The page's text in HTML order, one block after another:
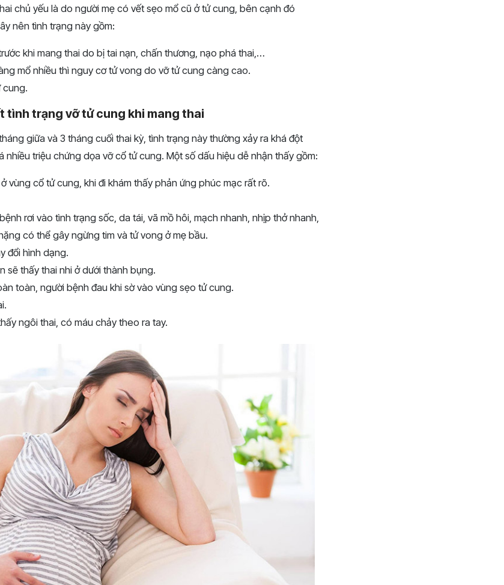
chủ yếu là do người mẹ có vết sẹo mổ cũ ở tử cung, bên cạnh đó
nên tình trạng này gồm:
khi mang thai do bị tai nạn, chấn thương, nạo phá thai,…
mổ nhiều thì nguy cơ tử vong do vỡ tử cung càng cao.
cung.
tình trạng vỡ tử cung khi mang thai
giữa và 3 tháng cuối thai kỳ, tình trạng này thường xảy ra khá đột
nhiều triệu chứng dọa vỡ cổ tử cung. Một số dấu hiệu dễ nhận thấy gồm:
vùng cổ tử cung, khi đi khám thấy phản ứng phúc mạc rất rõ.
rơi vào tình trạng sốc, da tái, vã mồ hôi, mạch nhanh, nhịp thở nhanh,
có thể gây ngừng tim và tử vong ở mẹ bầu.
đổi hình dạng.
sẽ thấy thai nhi ở dưới thành bụng.
toàn, người bệnh đau khi sờ vào vùng sẹo tử cung.
ngôi thai, có máu chảy theo ra tay.